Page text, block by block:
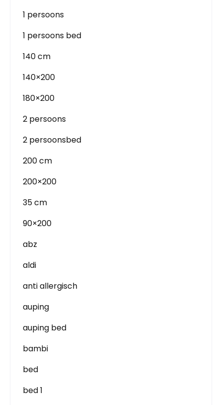
1 persoons
1 persoons bed
140 cm
140×200
180×200
2 persoons
2 persoonsbed
200 cm
200×200
35 cm
90×200
abz
aldi
anti allergisch
auping
auping bed
bambi
bed
bed 1